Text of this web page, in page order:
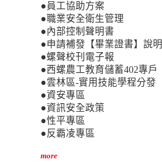
●員工協助方案
●職業安全衛生管理
●內部控制聲明書
●申請補發【畢業證書】說明
●螺聲校刊電子報
●西螺農工教育儲蓄402專戶
●雲林區-實用技能學程分發
●資安專區
●資訊安全政策
●性平專區
●反霸凌專區
more